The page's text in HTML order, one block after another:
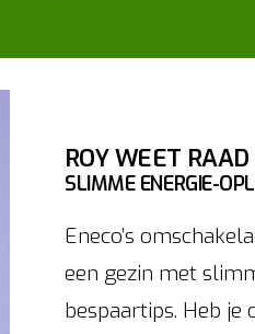
ROY WEET RAAD
SLIMME ENERGIE-
Eneco’s
een gezin met
bespaartips. Heb je